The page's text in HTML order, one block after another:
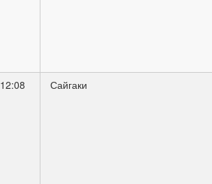
12:08 Сайгаки